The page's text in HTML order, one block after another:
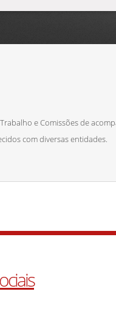
e Comissões de
com diversas entidades.